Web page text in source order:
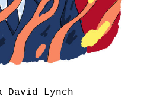
à David Lynch